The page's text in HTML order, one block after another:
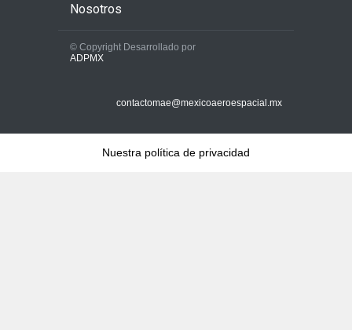
Nosotros
© Copyright Desarrollado por
ADPMX
contactomae@mexicoaeroespacial.mx
Nuestra política de privacidad